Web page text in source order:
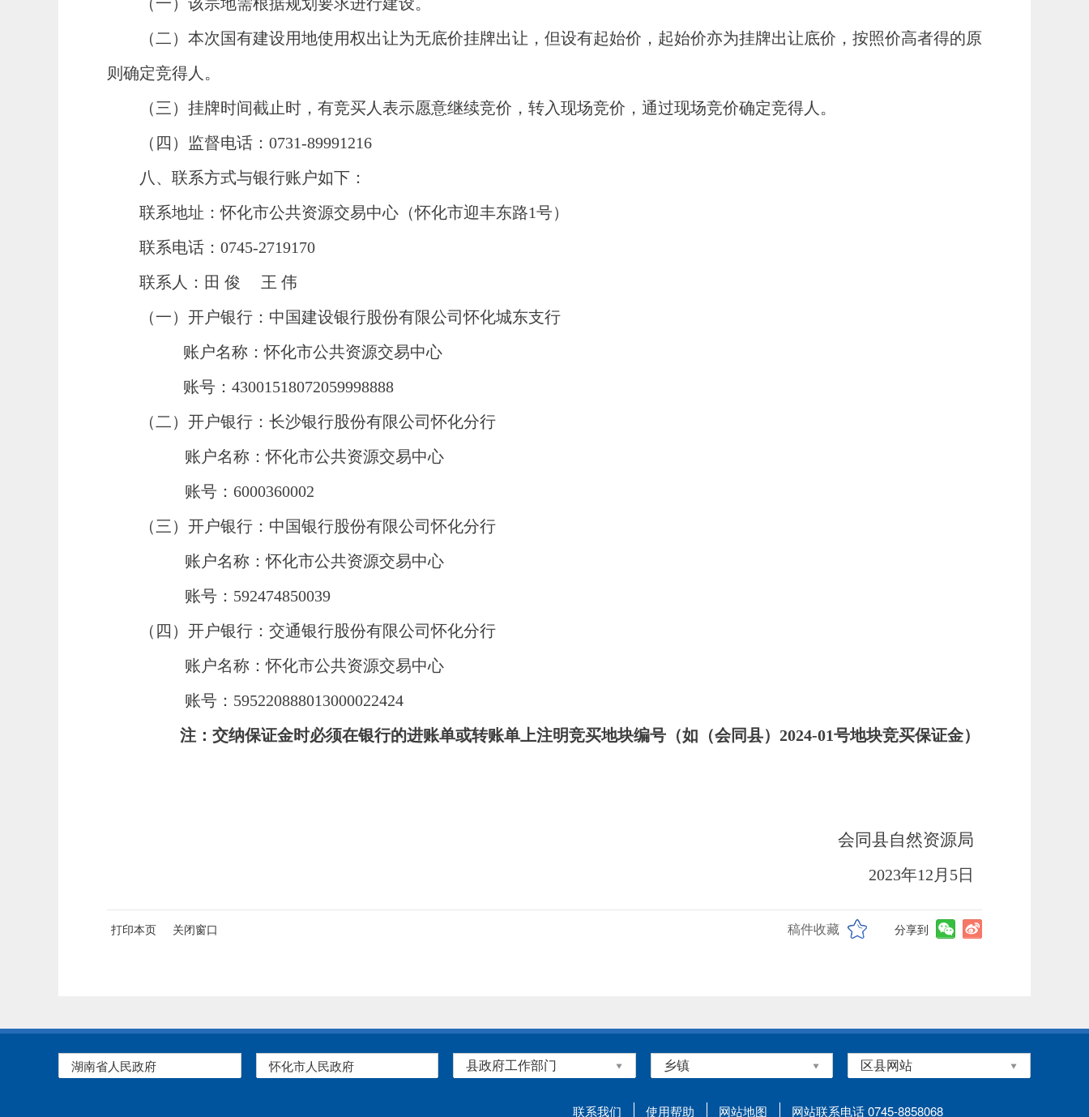
（二）本次国有建设用地使用权出让为无底价挂牌出让，但设有起始价，起始价亦为挂牌出让底价，按照价高者得的原
则确定竞得人。
（三）挂牌时间截止时，有竞买人表示愿意继续竞价，转入现场竞价，通过现场竞价确定竞得人。
（四）监督电话： 0731-89991216
八、联系方式与银行账户如下：
联系地址：怀化市公共资源交易中心（怀化市迎丰东路1号）
联系电话： 0745-2719170
联系人：田 俊 王 伟
（一）开户银行：中国建设银行股份有限公司怀化城东支行
账户名称：怀化市公共资源交易中心
账号：43001518072059998888
（二）开户银行：长沙银行股份有限公司怀化分行
账户名称：怀化市公共资源交易中心
账号： 6000360002
（三）开户银行：中国银行股份有限公司怀化分行
账户名称：怀化市公共资源交易中心
账号： 592474850039
（四）开户银行：交通银行股份有限公司怀化分行
账户名称：怀化市公共资源交易中心
账号： 595220888013000022424
注：交纳保证金时必须在银行的进账单或转账单上注明竞买地块编号（如（会同县） 2024-01号地块竞买保证金）
会同县自然资源局
2023年12月5日
打印本页 关闭窗口 稿件收藏 分享到
湖南省人民政府 怀化市人民政府
联系我们 使用帮助 网站地图 网站联系电话 0745-8858068